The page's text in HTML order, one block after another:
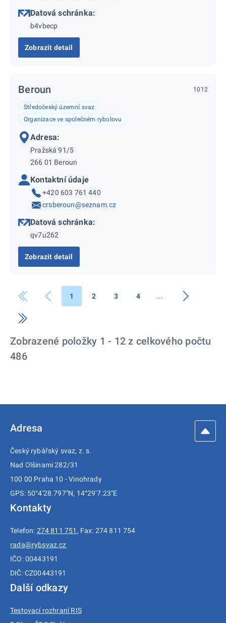
Datová schránka:
b4vbecp
Zobrazit detail
Beroun 1012
Středočeský územní svaz
Organizace ve společném rybolovu
Adresa:
Pražská 91/5
266 01 Beroun
Kontaktní údaje
+420 603 761 440
crsberoun@seznam.cz
Datová schránka:
qv7u262
Zobrazit detail
1 2 3 4
Zobrazené položky 1 - 12 z celkového počtu
486
Adresa
Český rybářský svaz, z. s.
Nad Olšinami 282/31
100 00 Praha 10 - Vinohrady
GPS: 50°4'28.797"N, 14°29'7.23"E
Kontakty
Telefon: 274 811 751 , Fax: 274 811 754
rada@rybsvaz.cz
IČO: 00443191
DIČ: CZ00443191
Další odkazy
Testovací rozhraní RIS